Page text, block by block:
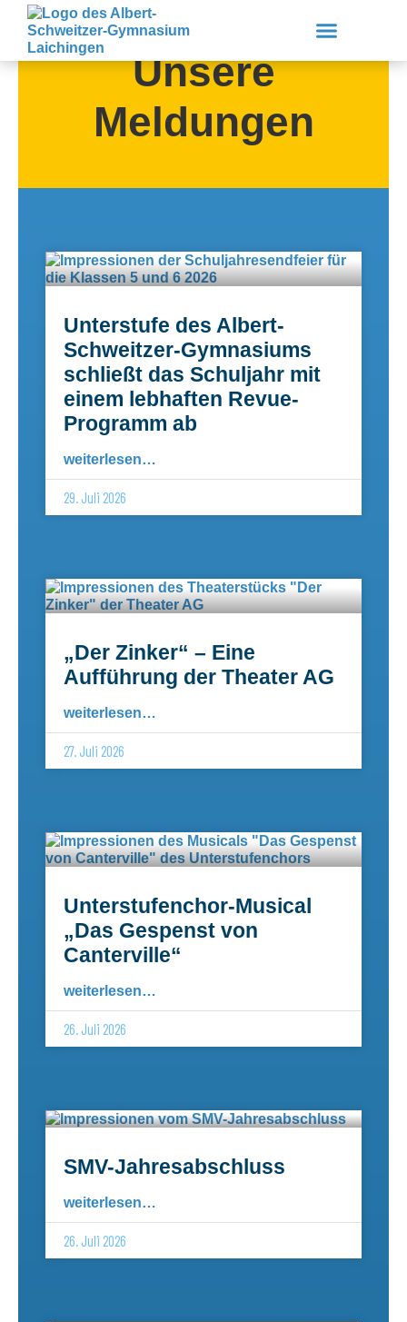
Zum
Inhalt
springen
Unsere
Meldungen
Unterstufe des Albert-
Schweitzer-Gymnasiums
schließt das Schuljahr mit
einem lebhaften Revue-
Programm ab
weiterlesen…
29. Juli 2026
„Der Zinker“ – Eine
Aufführung der Theater AG
weiterlesen…
27. Juli 2026
Unterstufenchor-Musical
„Das Gespenst von
Canterville“
weiterlesen…
26. Juli 2026
SMV-Jahresabschluss
weiterlesen…
26. Juli 2026